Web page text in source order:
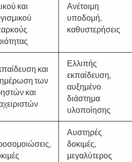
και
Ανέτοιμη
υποδομή,
καθυστερήσεις
και
των
και
Ελλιπής
εκπαίδευση,
αυξημένο
διάστημα
υλοποίησης
Αυστηρές
δοκιμές,
μεγαλύτερος